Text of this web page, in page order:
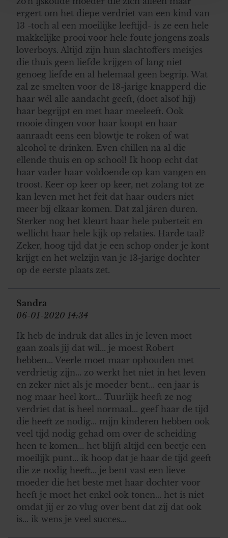
en om ons websiteverkeer te analyseren. Ook delen we
informatie over uw gebruik van onze site met onze
partners voor social media, adverteren en analyse. Deze
partners kunnen deze gegevens combineren met andere
informatie die u aan ze heeft verstrekt of die ze hebben
verzameld op basis van uw gebruik van hun services. U
gaat akkoord met onze cookies als u onze website blijft
gebruiken.
ergert om het diepe verdriet van een kind van
13 -toch al een moeilijke leeftijd- is ze een hele
makkelijke prooi voor hele foute jongens zoals
loverboys. Altijd zijn hun slachtoffers meisjes
die thuis geen liefde krijgen of lang niet
genoeg liefde en al helemaal geen begrip. Wat
zal ze smelten voor de 18-jarige knapperd die
haar wél alle aandacht geeft, (doet alsof hij)
haar begrijpt en met haar meeleeft. Ook
mooie dingen voor haar koopt en haar
aanraadt eens een blowtje te roken of wat
alcohol te drinken. Even chillen na al die
ellende thuis en op school! Ik hoop echt dat
haar vader haar voldoende op kan vangen en
troost. Keer op keer op keer, net zolang tot ze
kan leven met het feit dat haar ouders niet
meer bij elkaar komen. Dat zal járen duren.
Sterker nog het kleurt haar hele puberteit en
wellicht haar hele kijk op relaties. Harde taal?
Zeker, hoog tijd dat je een schop onder je kont
krijgt en het welzijn van je 13-jarige dochter
op de eerste plaats zet.
Sandra
06-01-2020 14:34
Ik heb de indruk dat alles in je leven moet
gaan zoals jij dat wil... je moest Robert
hebben... Veerle moet maar ophouden met
verdrietig zijn... zo werkt het niet in het leven
en zeker niet als je moeder bent... een jaar is
nog maar heel kort... Tuurlijk heeft ze nog
verdriet dat is heel normaal... geef haar de tijd
die heeft ze nodig... mijn kinderen hebben ook
veel tijd nodig gehad om over de scheiding
heen te komen... het blijft altijd een beetje een
moeilijk punt... ik hoop dat je haar de tijd geeft
die ze nodig heeft... je bent vast een lieve
moeder die het beste met haar dochter voor
heeft je moet het enkel ook tonen... het is niet
omdat jij er zo vlug over bent dat zij dat ook
is... ik wens je veel succes...